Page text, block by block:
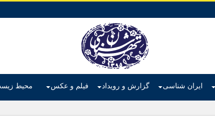
ایران شناسی گزارش و رویداد فیلم و عکس محیط